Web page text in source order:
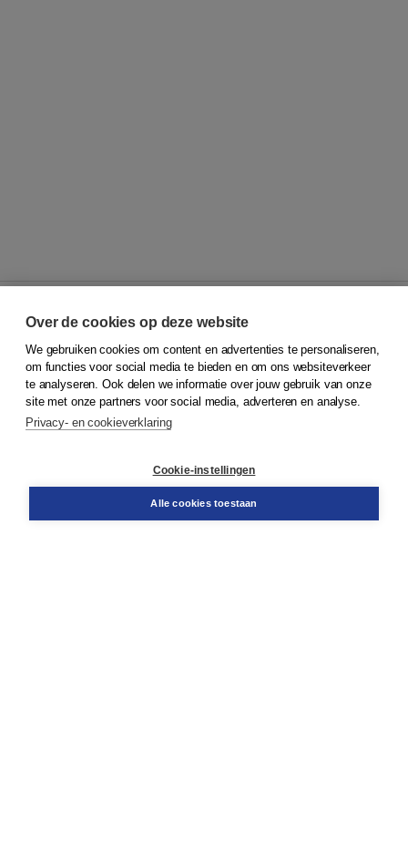
© 2026Koninklijke Boom uitgevers
Klantenservice
Service & informatie
Contact
Over de cookies op deze website
We gebruiken cookies om content en advertenties te personaliseren,
om functies voor social media te bieden en om ons websiteverkeer
te analyseren. Ook delen we informatie over jouw gebruik van onze
site met onze partners voor social media, adverteren en analyse.
Privacy- en cookieverklaring
Cookie-instellingen
Alle cookies toestaan